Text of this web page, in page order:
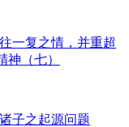
一复之情，并重超
（七）
子之起源问题